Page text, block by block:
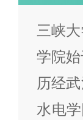
三峡
学院
历经
水电